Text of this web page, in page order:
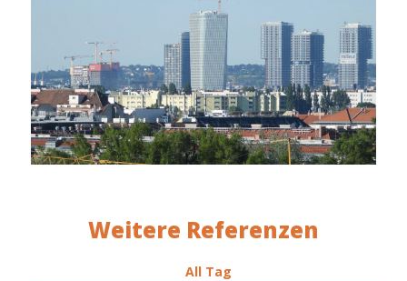
Weitere Referenzen
All Tag